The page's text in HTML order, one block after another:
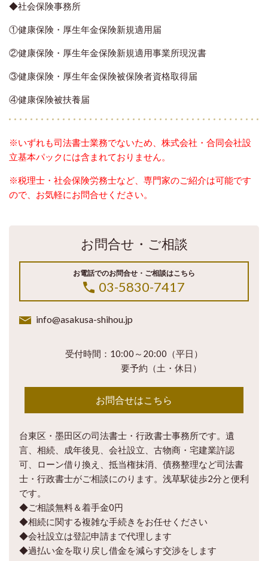
◆社会保険事務所
①健康保険・厚生年金保険新規適用届
②健康保険・厚生年金保険新規適用事業所現況書
③健康保険・厚生年金保険被保険者資格取得届
④健康保険被扶養届
※いずれも司法書士業務でないため、株式会社・合同会社設
立基本パックには含まれておりません。
※税理士・社会保険労務士など、専門家のご紹介は可能です
ので、お気軽にお問合せください。
お問合せ・ご相談
お電話でのお問合せ・ご相談はこちら
03-5830-7417
info@asakusa-shihou.jp
受付時間：10:00～20:00（平日）
要予約（土・休日）
お問合せはこちら
台東区・墨田区の司法書士・行政書士事務所です。遺
言、相続、成年後見、会社設立、古物商・宅建業許認
可、ローン借り換え、抵当権抹消、債務整理など司法書
士・行政書士がご相談にのります。浅草駅徒歩2分と便利
です。
◆ご相談無料＆着手金0円
◆相続に関する複雑な手続きをお任せください
◆会社設立は登記申請まで代理します
◆過払い金を取り戻し借金を減らす交渉をします